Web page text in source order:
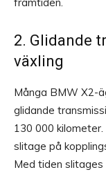
framtiden.
2. Glidande
växling
Många BMW X2-
glidande
130 000
slitage på
Med tiden